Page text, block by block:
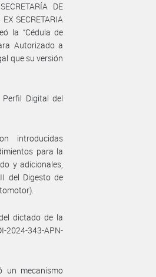
DE
SECRETARIA
la “Cédula de
Autorizado a
que su versión
Digital del
introducidas
para la
y adicionales,
del Digesto de
dictado de la
343-APN-
un mecanismo